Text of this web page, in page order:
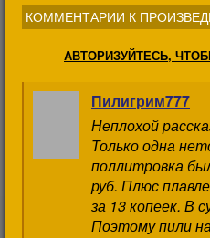
КОММЕНТАРИИ К
АВТОРИЗУЙТЕСЬ,
Пилигрим777
Неплохой
Только одна
поллитровка
руб. Плюс
за 13 копеек. В
Поэтому пили